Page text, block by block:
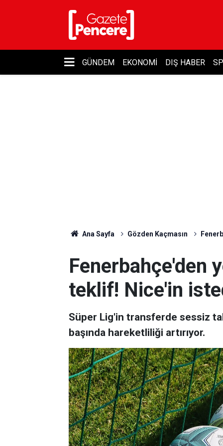
GÜNDEM EKONOMI DIŞ HABER
Ana Sayfa Gözden Kaçmasın
Fenerbahçe'den
teklif! Nice'in
Süper Lig'in transferde sessiz
başında hareketliliği artırıyor.